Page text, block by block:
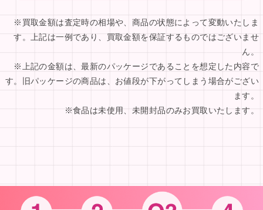
※買取金額は査定時の相場や、商品の状態によって変動いたしま
す。上記は一例であり、買取金額を保証するものではございませ
ん。
※上記の金額は、最新のパッケージであることを想定した内容で
す。旧パッケージの商品は、お値段が下がってしまう場合がござい
ます。
※食品は未使用、未開封品のみお買取いたします。